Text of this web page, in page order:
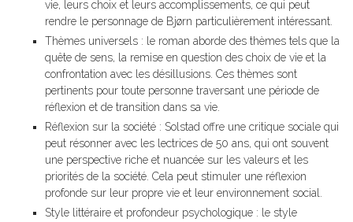
vie, leurs choix et leurs accomplissements, ce qui peut
rendre le personnage de Bjørn particulièrement intéressant.
Thèmes universels : le roman aborde des thèmes tels que la
quête de sens, la remise en question des choix de vie et la
confrontation avec les désillusions. Ces thèmes sont
pertinents pour toute personne traversant une période de
réflexion et de transition dans sa vie.
Réflexion sur la société : Solstad offre une critique sociale qui
peut résonner avec les lectrices de 50 ans, qui ont souvent
une perspective riche et nuancée sur les valeurs et les
priorités de la société. Cela peut stimuler une réflexion
profonde sur leur propre vie et leur environnement social.
Style littéraire et profondeur psychologique : le style